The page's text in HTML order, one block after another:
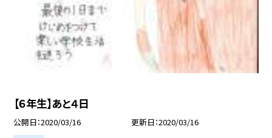
【６年生】あと４日
公開日 2020/03/16 更新日 2020/03/16